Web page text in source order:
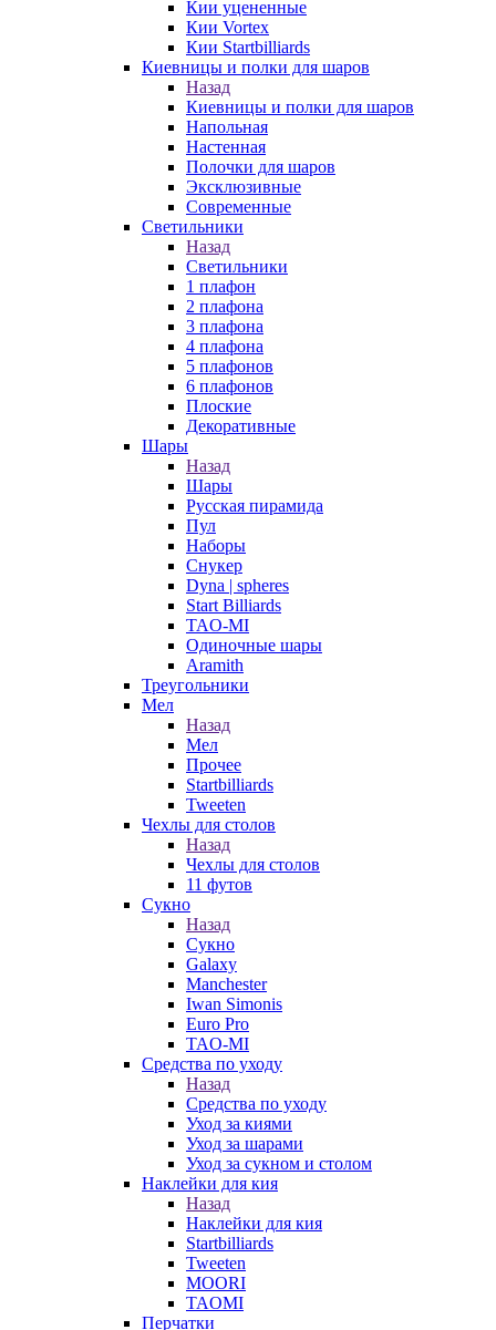
Кии уцененные
Кии Vortex
Кии Startbilliards
Киевницы и полки для шаров
Назад
Киевницы и полки для шаров
Напольная
Настенная
Полочки для шаров
Эксклюзивные
Современные
Светильники
Назад
Светильники
1 плафон
2 плафона
3 плафона
4 плафона
5 плафонов
6 плафонов
Плоские
Декоративные
Шары
Назад
Шары
Русская пирамида
Пул
Наборы
Снукер
Dyna | spheres
Start Billiards
TAO-MI
Одиночные шары
Aramith
Треугольники
Мел
Назад
Мел
Прочее
Startbilliards
Tweeten
Чехлы для столов
Назад
Чехлы для столов
11 футов
Сукно
Назад
Сукно
Galaxy
Manchester
Iwan Simonis
Euro Pro
TAO-MI
Средства по уходу
Назад
Средства по уходу
Уход за киями
Уход за шарами
Уход за сукном и столом
Наклейки для кия
Назад
Наклейки для кия
Startbilliards
Tweeten
MOORI
TAOMI
Перчатки